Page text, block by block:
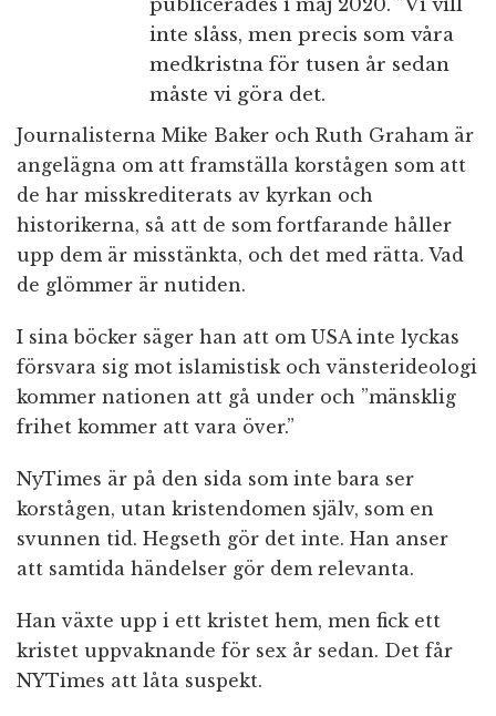
publicerades i maj 2020. ”Vi vill
inte slåss, men precis som våra
medkristna för tusen år sedan
måste vi göra det.
Journalisterna Mike Baker och Ruth Graham är
angelägna om att framställa korstågen som att
de har misskrediterats av kyrkan och
historikerna, så att de som fortfarande håller
upp dem är misstänkta, och det med rätta. Vad
de glömmer är nutiden.
I sina böcker säger han att om USA inte lyckas
försvara sig mot islamistisk och vänsterideologi
kommer nationen att gå under och ”mänsklig
frihet kommer att vara över.”
NyTimes är på den sida som inte bara ser
korstågen, utan kristendomen själv, som en
svunnen tid. Hegseth gör det inte. Han anser
att samtida händelser gör dem relevanta.
Han växte upp i ett kristet hem, men fick ett
kristet uppvaknande för sex år sedan. Det får
NYTimes att låta suspekt.